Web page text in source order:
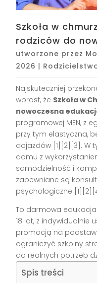
Szkoła w
rodziców do
utworzone przez
2026 |
Najskuteczniej
wprost, że Szkoła w
nowoczesna
programowej MEN, z
przy tym elastyczna,
dojazdów [1][2][3]. W
domu z
samodzielność i
zapewniane są
psychologiczne
To darmowa
18 lat, z indywidualnie
promocją na
ograniczyć szkolny
do realnych potrzeb
Spis treści